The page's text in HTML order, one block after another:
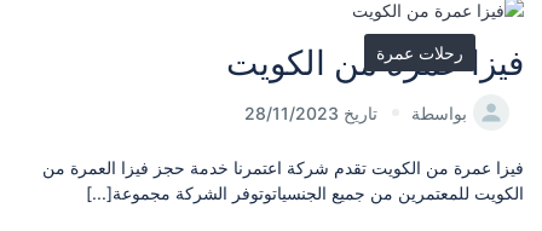
رحلات عمرة
فيزا عمرة من الكويت
بواسطة تاريخ 28/11/2023
فيزا عمرة من الكويت تقدم شركة اعتمرنا خدمة حجز فيزا العمرة من
الكويت للمعتمرين من جميع الجنسياتوتوفر الشركة مجموعة[...]